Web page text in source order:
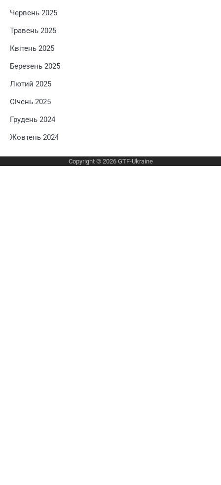
Червень 2025
Травень 2025
Квітень 2025
Березень 2025
Лютий 2025
Січень 2025
Грудень 2024
Жовтень 2024
Copyright © 2026 GTF-Ukraine